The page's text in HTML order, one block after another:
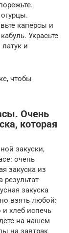
каперсы и
Украсьте
и
чтобы
Очень
которая
закуски,
очень
закуска из
результат
закуска
взять любой:
хлеб испечь
на нашем
на завтрак